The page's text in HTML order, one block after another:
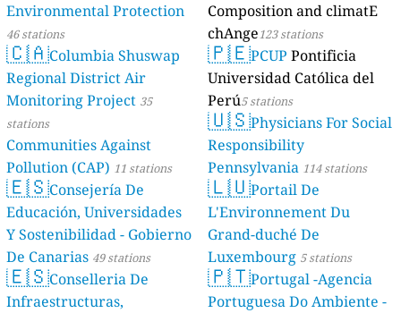
Environmental Protection
46 stations
🇨🇦Columbia Shuswap
Regional District Air
Monitoring Project 35
stations
Communities Against
Pollution (CAP) 11 stations
🇪🇸Consejería De
Educación, Universidades
Y Sostenibilidad - Gobierno
De Canarias 49 stations
🇪🇸Conselleria De
Infraestructuras,
Composition and climatE
chAnge123 stations
🇵🇪PCUP Pontificia
Universidad Católica del
Perú5 stations
🇺🇸Physicians For Social
Responsibility
Pennsylvania 114 stations
🇱🇺Portail De
L'Environnement Du
Grand-duché De
Luxembourg 5 stations
🇵🇹Portugal -Agencia
Portuguesa Do Ambiente -